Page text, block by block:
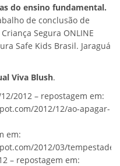
do ensino fundamental.
de conclusão de
Segura ONLINE
Safe Kids Brasil. Jaraguá
Viva Blush.
2012 – repostagem em:
2012/12/ao-apagar-
em:
2012/03/
– repostagem em: